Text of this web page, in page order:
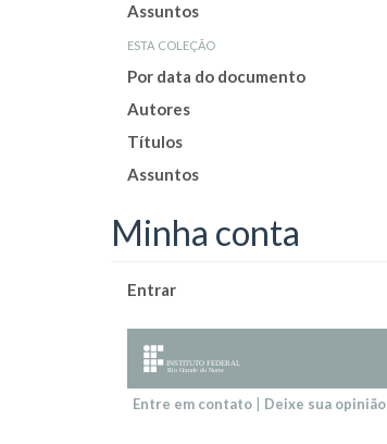
Assuntos
esta coleção
Por data do documento
Autores
Títulos
Assuntos
Minha conta
Entrar
Entre em contato Deixe sua opinião